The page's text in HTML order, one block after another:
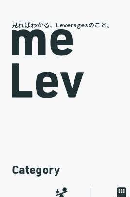
見ればわかる、Leveragesのこと。
代表・岩槻が語る、レバ
新卒 中途 代表インタビュー
カルチャー 2026.07.09
Category